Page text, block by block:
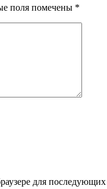
поля помечены *
для